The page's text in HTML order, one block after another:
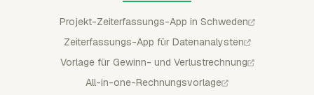
Projekt-Zeiterfassungs-App in Schweden
Zeiterfassungs-App für Datenanalysten
Vorlage für Gewinn- und Verlustrechnung
All-in-one-Rechnungsvorlage